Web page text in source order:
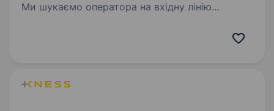
Ми шукаємо оператора на вхідну лінію